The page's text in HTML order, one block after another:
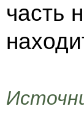
часть